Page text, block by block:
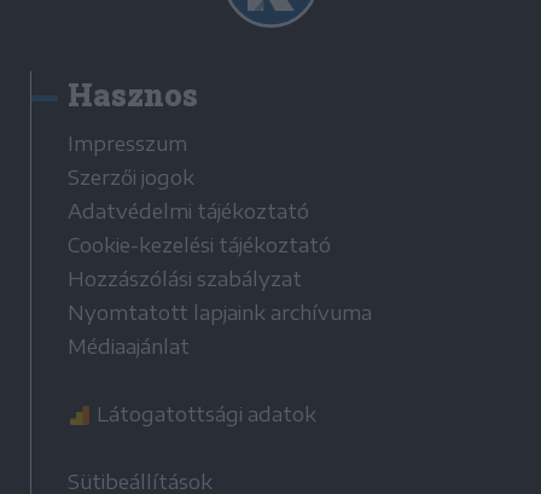
Hasznos
Impresszum
Szerzői jogok
Adatvédelmi tájékoztató
Cookie-kezelési tájékoztató
Hozzászólási szabályzat
Nyomtatott lapjaink archívuma
Médiaajánlat
Látogatottsági adatok
Sütibeállítások